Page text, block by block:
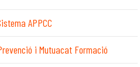
APPCC
i Mutuacat Formació